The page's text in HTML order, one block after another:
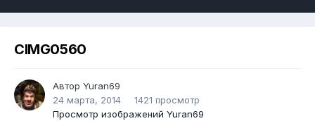
CIMG0560
Автор Yuran69
24 марта, 2014
1421 просмотр
Просмотр изображений Yuran69